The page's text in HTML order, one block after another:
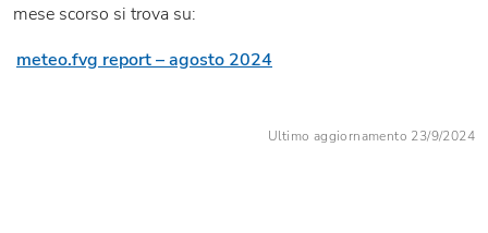
mese scorso si trova su:
meteo.fvg report – agosto 2024
Ultimo aggiornamento 23/9/2024